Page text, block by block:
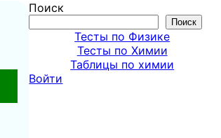
Поиск
Поиск
Тесты по Физике
Тесты по Химии
Таблицы по химии
Войти